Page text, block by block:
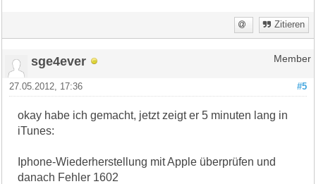
Zitieren
sge4ever Member
#5
27.05.2012, 17:36
okay habe ich gemacht, jetzt zeigt er 5 minuten lang in
iTunes:
Iphone-Wiederherstellung mit Apple überprüfen und
danach Fehler 1602